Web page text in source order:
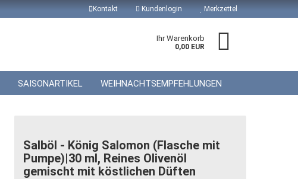
Kontakt Kundenlogin
Konto erstellen
Merkzettel
Ihr Warenkorb
0,00 EUR
SAISONARTIKEL WEIHNACHTSEMPFEHLUNGEN
Salböl - König Salomon (Flasche mit
Pumpe)|30 ml, Reines Olivenöl
gemischt mit köstlichen Düften